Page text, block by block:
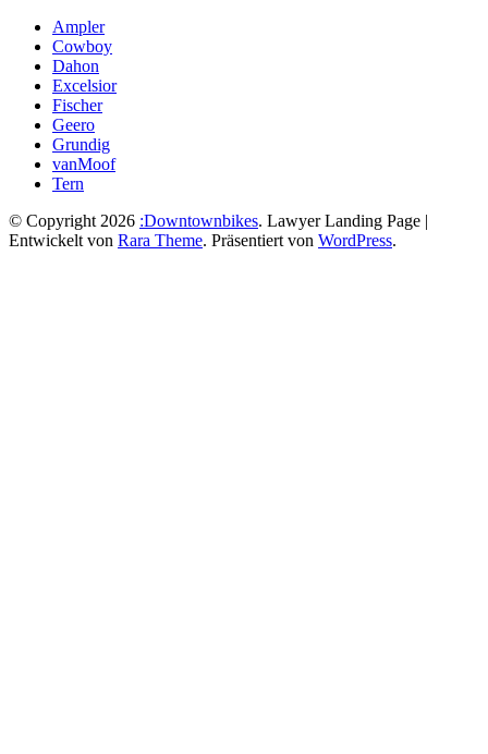
Ampler
Cowboy
Dahon
Excelsior
Fischer
Geero
Grundig
vanMoof
Tern
© Copyright 2026 :Downtownbikes. Lawyer Landing Page |
Entwickelt von Rara Theme. Präsentiert von WordPress.